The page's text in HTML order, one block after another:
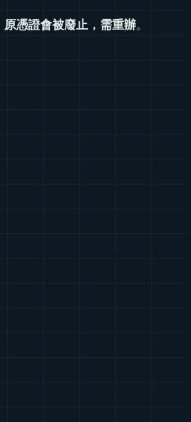
原憑證會被廢止，需重辦。